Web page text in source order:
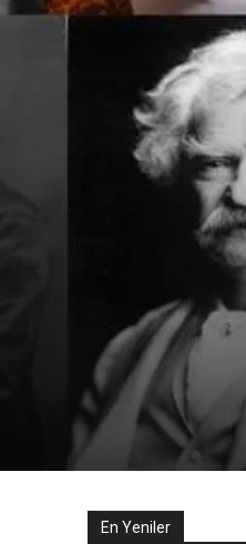
En Yeniler